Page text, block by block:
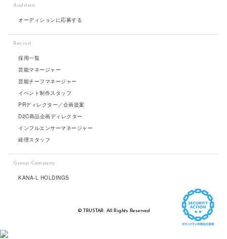
Audition
オーディションに応募する
Recruit
採用一覧
芸能マネージャー
芸能チーフマネージャー
イベント制作スタッフ
PRディレクター／企画提案
D2C商品企画ディレクター
インフルエンサーマネージャー
経理スタッフ
Group Company
KANA-L HOLDINGS
© TRUSTAR. All Rights Reserved